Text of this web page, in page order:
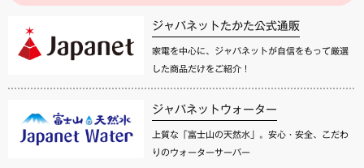
ジャパネットたかた公式通販
家電を中心に、ジャパネットが自信をもって厳選
した商品だけをご紹介！
ジャパネットウォーター
上質な「富士山の天然水」。安心・安全、こだわ
りのウォーターサーバー